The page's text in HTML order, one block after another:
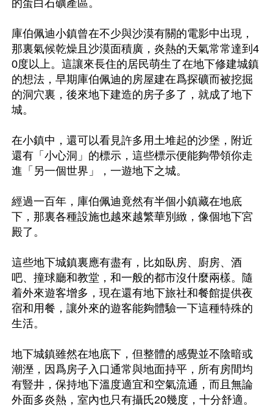
的蛋白石礦產區。
庫伯佩迪小鎮曾在不少與沙漠有關的電影中出現，
那裏氣候乾燥且沙漠面積廣，炎熱的天氣常常達到4
0度以上。這讓來長住的居民萌生了在地下修建城鎮
的想法，早期庫伯佩迪的房屋建在爲探礦而被挖掘
的洞穴裏，後來地下建造的房子多了，就成了地下
城。
在小鎮中，還可以看見許多用土堆起的沙堡，附近
還有「小心洞」的標示，這些標示便能夠帶領你走
進「另一個世界」，一遊地下之城。
經過一百年，庫伯佩迪竟然有半個小鎮藏在地底
下，那裏各種設施也越來越繁華別緻，像個地下宮
殿了。
這些地下城鎮裏應有盡有，比如臥房、廚房、酒
吧、撞球廳和教堂，和一般的都市沒什麼兩樣。隨
着外來遊客增多，現在還有地下旅社和餐館提供夜
宿和用餐，讓外來的遊客能夠體驗一下這種特殊的
生活。
地下城鎮雖然在地底下，但整體的感覺並不陰暗或
潮溼，因爲房子入口通常與地面持平，所有房間均
有豎井，保持地下溫度適宜和空氣流通，而且無論
外面多炎熱，室內也只有攝氏20幾度，十分舒適。